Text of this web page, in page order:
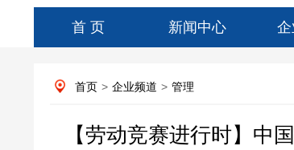
首 页 新闻中心
首页 > 企业频道 > 管理
【劳动竞赛进行时】中